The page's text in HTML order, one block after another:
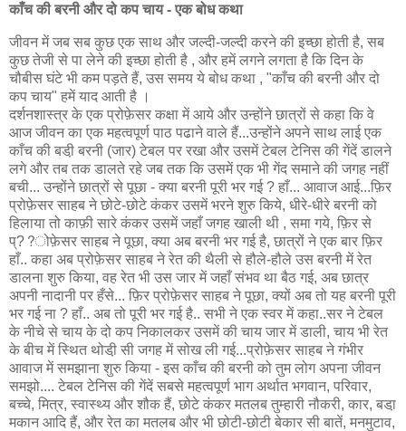
काँच की बरनी और दो कप चाय - एक बोध कथा
जीवन में जब सब कुछ एक साथ और जल्दी-जल्दी करने की इच्छा होती है, सब
कुछ तेजी से पा लेने की इच्छा होती है , और हमें लगने लगता है कि दिन के
चौबीस घंटे भी कम पड़ते हैं, उस समय ये बोध कथा , "काँच की बरनी और दो
कप चाय" हमें याद आती है ।
दर्शनशास्त्र के एक प्रोफ़ेसर कक्षा में आये और उन्होंने छात्रों से कहा कि वे
आज जीवन का एक महत्वपूर्ण पाठ पढाने वाले हैं...उन्होंने अपने साथ लाई एक
काँच की बडी़ बरनी (जार) टेबल पर रखा और उसमें टेबल टेनिस की गेंदें डालने
लगे और तब तक डालते रहे जब तक कि उसमें एक भी गेंद समाने की जगह नहीं
बची... उन्होंने छात्रों से पूछा - क्या बरनी पूरी भर गई ? हाँ... आवाज आई...फ़िर
प्रोफ़ेसर साहब ने छोटे-छोटे कंकर उसमें भरने शुरु किये, धीरे-धीरे बरनी को
हिलाया तो काफ़ी सारे कंकर उसमें जहाँ जगह खाली थी , समा गये, फ़िर से
प्??ोफ़ेसर साहब ने पूछा, क्या अब बरनी भर गई है, छात्रों ने एक बार फ़िर
हाँ.. कहा अब प्रोफ़ेसर साहब ने रेत की थैली से हौले-हौले उस बरनी में रेत
डालना शुरु किया, वह रेत भी उस जार में जहाँ संभव था बैठ गई, अब छात्र
अपनी नादानी पर हँसे... फ़िर प्रोफ़ेसर साहब ने पूछा, क्यों अब तो यह बरनी पूरी
भर गई ना ? हाँ.. अब तो पूरी भर गई है.. सभी ने एक स्वर में कहा..सर ने टेबल
के नीचे से चाय के दो कप निकालकर उसमें की चाय जार में डाली, चाय भी रेत
के बीच में स्थित थोडी़ सी जगह में सोख ली गई...प्रोफ़ेसर साहब ने गंभीर
आवाज में समझाना शुरु किया - इस काँच की बरनी को तुम लोग अपना जीवन
समझो.... टेबल टेनिस की गेंदें सबसे महत्वपूर्ण भाग अर्थात भगवान, परिवार,
बच्चे, मित्र, स्वास्थ्य और शौक हैं, छोटे कंकर मतलब तुम्हारी नौकरी, कार, बडा़
मकान आदि हैं, और रेत का मतलब और भी छोटी-छोटी बेकार सी बातें, मनमुटाव,